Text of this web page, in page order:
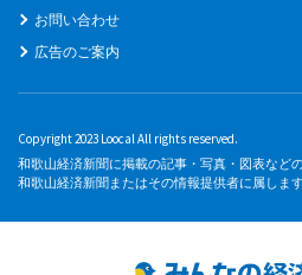
お問い合わせ
広告のご案内
Copyright 2023 Loocal All rights reserved.
和歌山経済新聞に掲載の記事・写真・図表など
和歌山経済新聞またはその情報提供者に属します